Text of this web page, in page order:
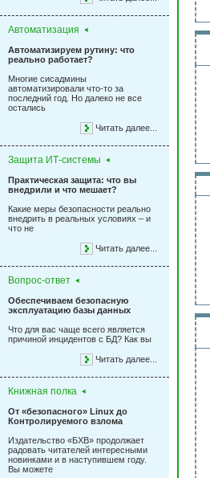
Автоматизация
Автоматизируем рутину: что
реально работает?
Многие сисадмины
автоматизировали что-то за
последний год. Но далеко не все
остались
Читать далее...
Защита ИТ-системы
Практическая защита: что вы
внедрили и что мешает?
Какие меры безопасности реально
внедрить в реальных условиях – и
что не
Читать далее...
Вопрос-ответ
Обеспечиваем безопасную
эксплуатацию базы данных
Что для вас чаще всего является
причиной инцидентов с БД? Как вы
Читать далее...
Книжная полка
От «безопасного» Linux до
Контролируемого взлома
Издательство «БХВ» продолжает
радовать читателей интересными
новинками и в наступившем году.
Вы можете